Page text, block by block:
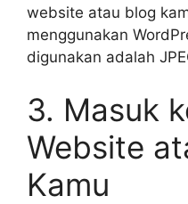
website atau blog
menggunakan
digunakan adalah
3. Masuk
Website
Kamu